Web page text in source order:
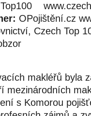
Top100
OPojištění.cz
Czech Top
makléřů byla
mezinárodních
s Komorou